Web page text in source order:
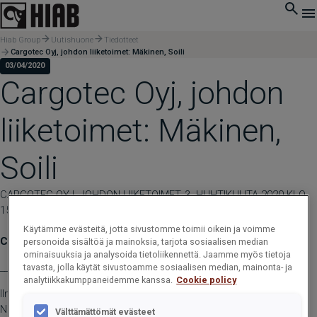
Hiab Group Uutishuone
Tiedotteet
Cargotec Oyj, johdon liiketoimet: Mäkinen, Soili
03/04/2020
Cargotec Oyj, johdon
liiketoimet: Mäkinen,
Soili
CARGOTEC OYJ, JOHDON LIIKETOIMET, 3. HUHTIKUUTA 2020 KLO
15.00
Cargotec Oyj, johdon liiketoimet: Mäkinen, Soili
____________________________________________
Ilmoitusvelvollinen
Nimi: Mäkinen, Soili
Käytämme evästeitä, jotta sivustomme toimii oikein ja voimme
personoida sisältöä ja mainoksia, tarjota sosiaalisen median
ominaisuuksia ja analysoida tietoliikennettä. Jaamme myös tietoja
tavasta, jolla käytät sivustoamme sosiaalisen median, mainonta- ja
analytiikkakumppaneidemme kanssa. Cookie policy
Välttämättömät evästeet